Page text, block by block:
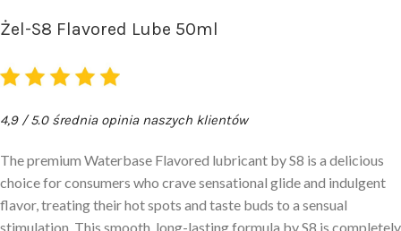
Żel-S8 Flavored Lube 50ml
4,9 / 5.0 średnia opinia naszych klientów
The premium Waterbase Flavored lubricant by S8 is a delicious
choice for consumers who crave sensational glide and indulgent
flavor, treating their hot spots and taste buds to a sensual
stimulation. This smooth, long-lasting formula by S8 is completely